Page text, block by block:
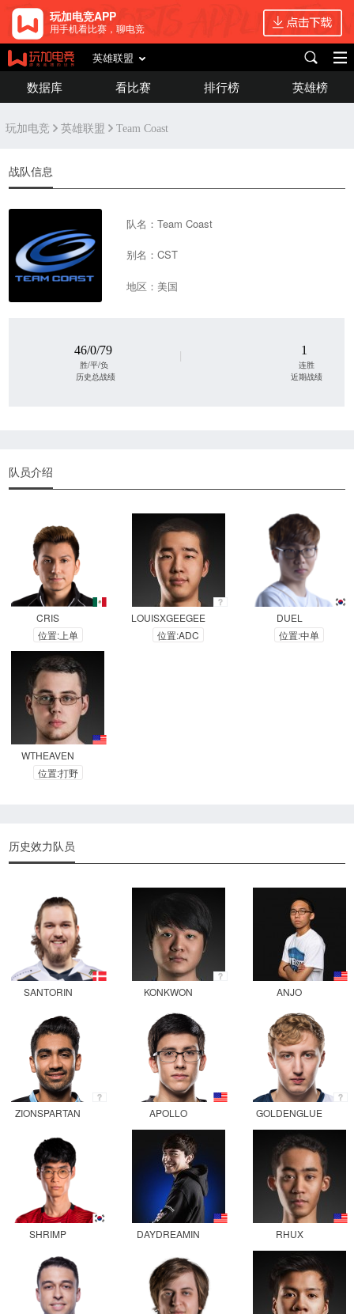
玩加电竞APP
用手机看比赛，聊电竞
英雄联盟
数据库 看比赛 排行榜 英雄榜
玩加电竞 英雄联盟 Team Coast
战队信息
队名：Team Coast
别名：CST
地区：美国
|
46/0/79
胜/平/负
历史总战绩
1
连胜
近期战绩
队员介绍
CRIS
位置:上单
LOUISXGEEGEE
位置:ADC
DUEL
位置:中单
WTHEAVEN
位置:打野
历史效力队员
SANTORIN KONKWON ANJO
ZIONSPARTAN APOLLO GOLDENGLUE
SHRIMP DAYDREAMIN RHUX